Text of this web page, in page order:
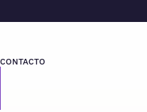
CONTACTO